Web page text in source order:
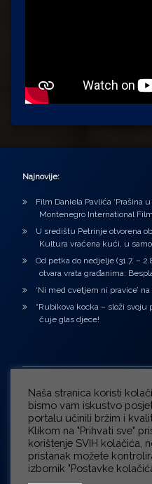
Najnovije:
Film Daniela Pavlića ‘Prašina
Montenegro International
U središtu Petrinje otvorena
Kultura vraćena kući, u
Od petka do nedjelje (31.7. –
otvara vrata građanima:
‘Ni med cvetjem ni pravice’
“Rubikova kocka – složi
čuje glas djece!
Naša stranica koristi
bismo vam iskustvo
portalu učinili bržim i
Klikom na "Prihvati sve"
korištenje SVIH kolačića,
pristanak možete
izbornik "Postavke